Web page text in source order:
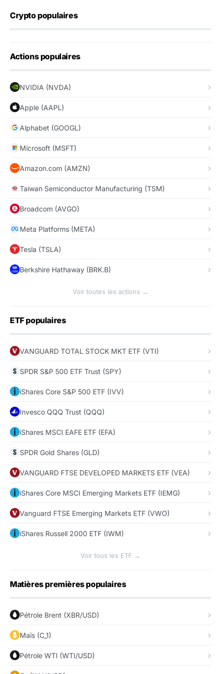
Crypto populaires
Actions populaires
NVIDIA (NVDA)
Apple (AAPL)
Alphabet (GOOGL)
Microsoft (MSFT)
Amazon.com (AMZN)
Taiwan Semiconductor Manufacturing (TSM)
Broadcom (AVGO)
Meta Platforms (META)
Tesla (TSLA)
Berkshire Hathaway (BRK.B)
Voir toutes les actions →
ETF populaires
VANGUARD TOTAL STOCK MKT ETF (VTI)
SPDR S&P 500 ETF Trust (SPY)
iShares Core S&P 500 ETF (IVV)
Invesco QQQ Trust (QQQ)
iShares MSCI EAFE ETF (EFA)
SPDR Gold Shares (GLD)
VANGUARD FTSE DEVELOPED MARKETS ETF (VEA)
iShares Core MSCI Emerging Markets ETF (IEMG)
Vanguard FTSE Emerging Markets ETF (VWO)
iShares Russell 2000 ETF (IWM)
Voir tous les ETF →
Matières premières populaires
Pétrole Brent (XBR/USD)
Maïs (C_1)
Pétrole WTI (WTI/USD)